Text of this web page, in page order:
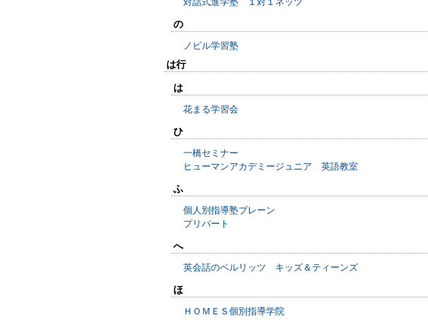
の
ノビル学習塾
は行
は
花まる学習会
ひ
一橋セミナー
ヒューマンアカデミージュニア 英語教室
ふ
個人別指導塾ブレーン
プリバート
へ
英会話のベルリッツ キッズ＆ティーンズ
ほ
ＨＯＭＥＳ個別指導学院